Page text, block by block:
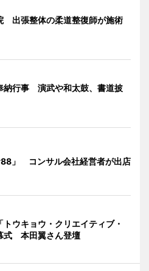
出張整体の柔道整復師が施術
納行事 演武や和太鼓、書道披
」 コンサル会社経営者が出店
トウキョウ・クリエイティブ・
式 本田翼さん登壇